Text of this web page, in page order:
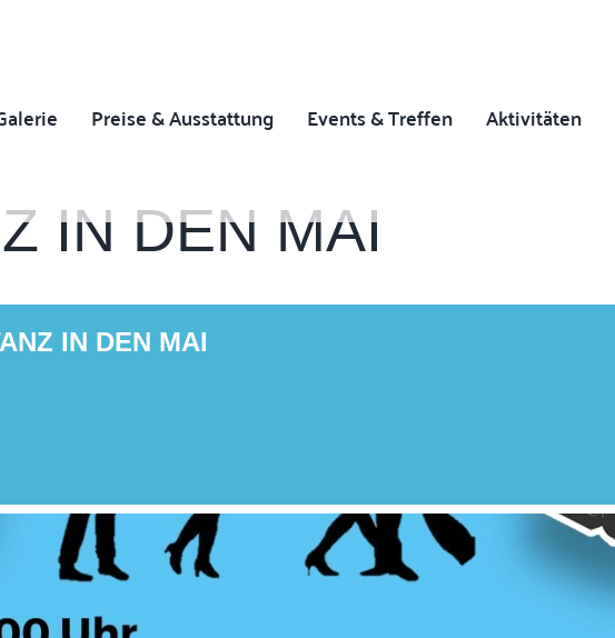
Preise & Ausstattung Events & Treffen Aktivitäten
IN DEN MAI
IN DEN MAI